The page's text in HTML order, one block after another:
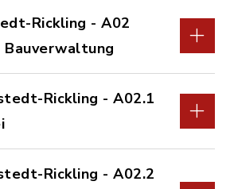
Rickling - A02
Bauverwaltung
Rickling - A02.1
Rickling - A02.2